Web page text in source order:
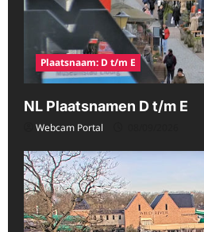
Plaatsnaam: D t/m E
NL Plaatsnamen D t/m E
Webcam Portal